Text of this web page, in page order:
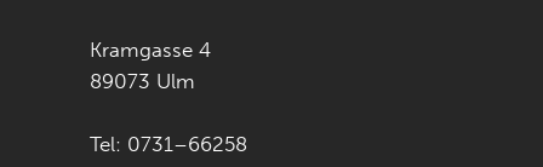
Kramgasse 4
89073 Ulm
Tel: 0731–66258